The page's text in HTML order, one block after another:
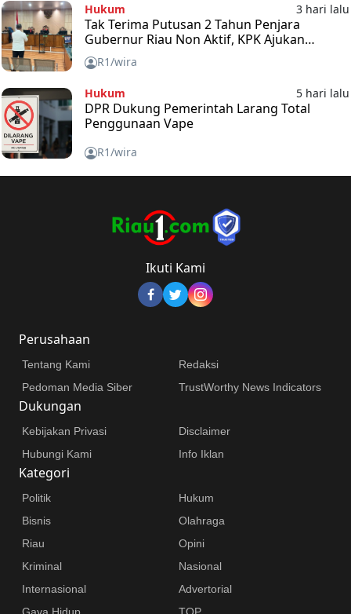
Hukum 3 hari lalu
Tak Terima Putusan 2 Tahun Penjara
Gubernur Riau Non Aktif, KPK Ajukan
Banding
R1/wira
Hukum 5 hari lalu
DPR Dukung Pemerintah Larang Total
Penggunaan Vape
R1/wira
Ikuti Kami
Perusahaan
Tentang Kami
Redaksi
Pedoman Media Siber
TrustWorthy News Indicators
Dukungan
Kebijakan Privasi
Disclaimer
Hubungi Kami
Info Iklan
Kategori
Politik
Hukum
Bisnis
Olahraga
Riau
Opini
Kriminal
Nasional
Internasional
Advertorial